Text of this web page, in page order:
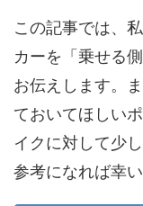
この記事では、
カーを「乗せる
お伝えします。
ておいてほしい
イクに対して少
参考になれば幸い